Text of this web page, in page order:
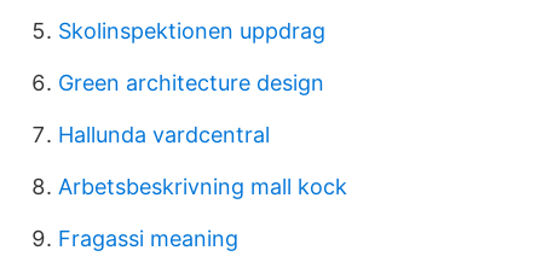
Skolinspektionen uppdrag
Green architecture design
Hallunda vardcentral
Arbetsbeskrivning mall kock
Fragassi meaning